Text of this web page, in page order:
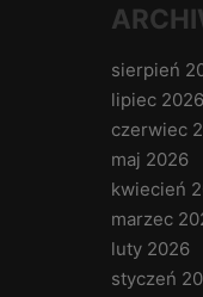
sierpień
lipiec 2026
czerwiec
maj 2026
kwiecień
marzec
luty 2026
styczeń